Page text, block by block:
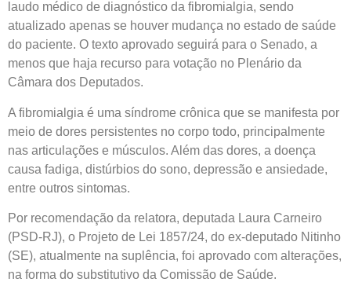
laudo médico de diagnóstico da fibromialgia, sendo
atualizado apenas se houver mudança no estado de saúde
do paciente. O texto aprovado seguirá para o Senado, a
menos que haja recurso para votação no Plenário da
Câmara dos Deputados.
A fibromialgia é uma síndrome crônica que se manifesta por
meio de dores persistentes no corpo todo, principalmente
nas articulações e músculos. Além das dores, a doença
causa fadiga, distúrbios do sono, depressão e ansiedade,
entre outros sintomas.
Por recomendação da relatora, deputada Laura Carneiro
(PSD-RJ), o Projeto de Lei 1857/24, do ex-deputado Nitinho
(SE), atualmente na suplência, foi aprovado com alterações,
na forma do substitutivo da Comissão de Saúde.